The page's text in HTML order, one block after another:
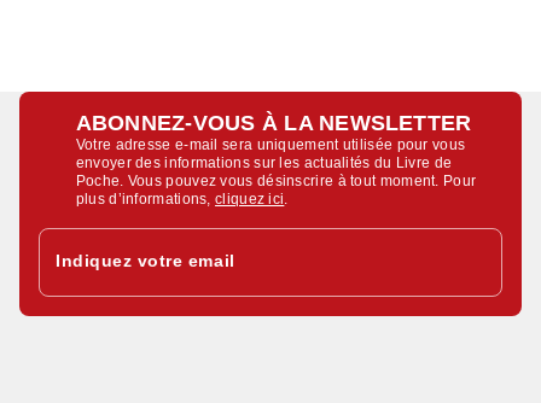
ABONNEZ-VOUS À LA NEWSLETTER
Votre adresse e-mail sera uniquement utilisée pour vous
envoyer des informations sur les actualités du Livre de
Poche. Vous pouvez vous désinscrire à tout moment. Pour
plus d’informations,cliquez ici
Indiquez votre email